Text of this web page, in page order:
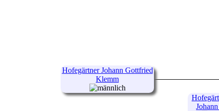
Hofegärtner Johann Gottfried
Klemm